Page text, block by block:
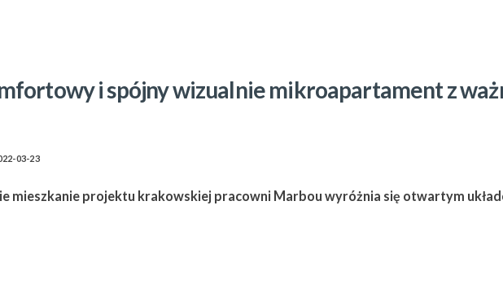
i spójny wizualnie mikroapartament z
03-23
mieszkanie projektu krakowskiej pracowni Marbou wyróżnia się otwartym